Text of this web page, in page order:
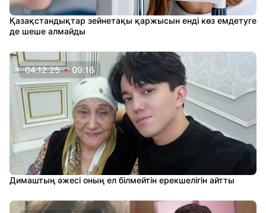
Қазақстандықтар зейнетақы қаржысын енді көз емдетуге
де шеше алмайды
04.12.25 09:16
Димаштың әжесі оның ел білмейтін ерекшелігін айтты